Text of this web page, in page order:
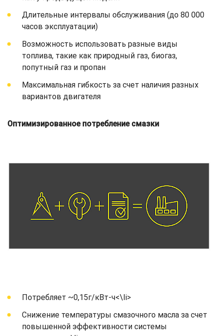
Длительные интервалы обслуживания (до 80 000
часов эксплуатации)
Возможность использовать разные виды
топлива, такие как природный газ, биогаз,
попутный газ и пропан
Максимальная гибкость за счет наличия разных
вариантов двигателя
Оптимизированное потребление смазки
Потребляет ~0,15г/кВт-ч<\li>
Снижение температуры смазочного масла за счет
повышенной эффективности системы